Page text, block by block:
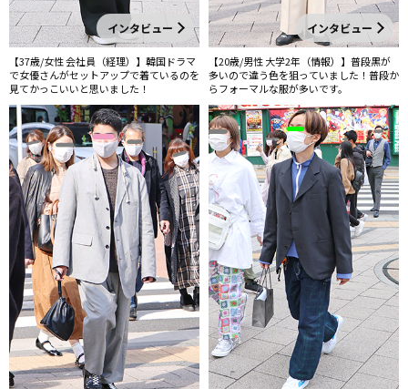
インタビュー
【37歳/女性 会社員（経理）】韓国ドラマ
で女優さんがセットアップで着ているのを
見てかっこいいと思いました！
インタビュー
【20歳/男性 大学2年（情報）】普段黒が
多いので違う色を狙っていました！普段か
らフォーマルな服が多いです。